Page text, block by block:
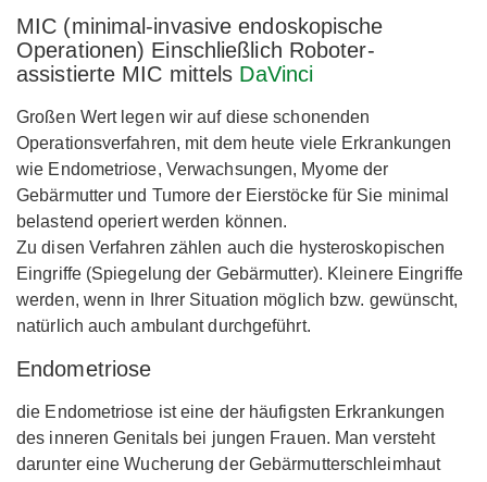
MIC (minimal-invasive endoskopische
Operationen) Einschließlich Roboter-
assistierte MIC mittels DaVinci
Großen Wert legen wir auf diese schonenden
Operationsverfahren, mit dem heute viele Erkrankungen
wie Endometriose, Verwachsungen, Myome der
Gebärmutter und Tumore der Eierstöcke für Sie minimal
belastend operiert werden können.
Zu disen Verfahren zählen auch die hysteroskopischen
Eingriffe (Spiegelung der Gebärmutter). Kleinere Eingriffe
werden, wenn in Ihrer Situation möglich bzw. gewünscht,
natürlich auch ambulant durchgeführt.
Endometriose
die Endometriose ist eine der häufigsten Erkrankungen
des inneren Genitals bei jungen Frauen. Man versteht
darunter eine Wucherung der Gebärmutterschleimhaut